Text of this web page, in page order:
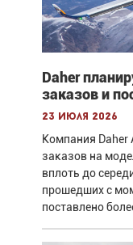
Daher
заказов и
23 июля 2026
Компания
заказов на
вплоть до
прошедших с
поставлено